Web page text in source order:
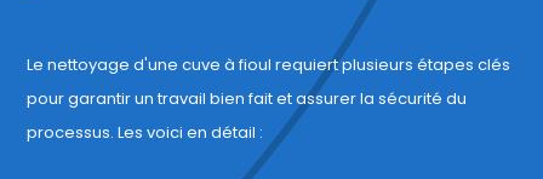
Le nettoyage d'une cuve à fioul requiert plusieurs étapes clés
pour garantir un travail bien fait et assurer la sécurité du
processus. Les voici en détail :